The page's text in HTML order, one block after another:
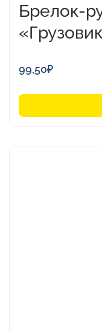
Брелок-
99,50₽